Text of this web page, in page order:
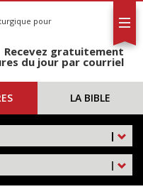
pour
Recevez gratuitement
du jour par courriel
LA BIBLE
|
|